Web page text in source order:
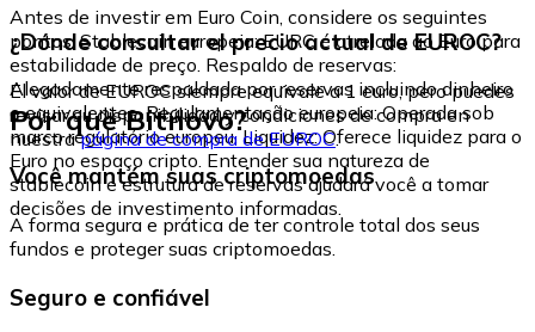
Antes de investir em Euro Coin, considere os seguintes
pontos: Stablecoin europeia: EURC é atrelada ao Euro para
estabilidade de preço. Respaldo de reservas:
Alegadamente respaldada por reservas incluindo dinheiro
e equivalentes. Regulamentação europeia: Operada sob
marco regulatório europeu. Liquidez: Oferece liquidez para o
Euro no espaço cripto. Entender sua natureza de
stablecoin e estrutura de reservas ajudará você a tomar
decisões de investimento informadas.
¿Dónde consultar el precio actual de EUROC?
El valor de EUROC siempre equivale a 1 euro, pero puedes
revisar su disponibilidad y condiciones de compra en
nuestrapágina de compra de EUROC.
Por que Bitnovo?
Você mantém suas criptomoedas
A forma segura e prática de ter controle total dos seus
fundos e proteger suas criptomoedas.
Seguro e confiável